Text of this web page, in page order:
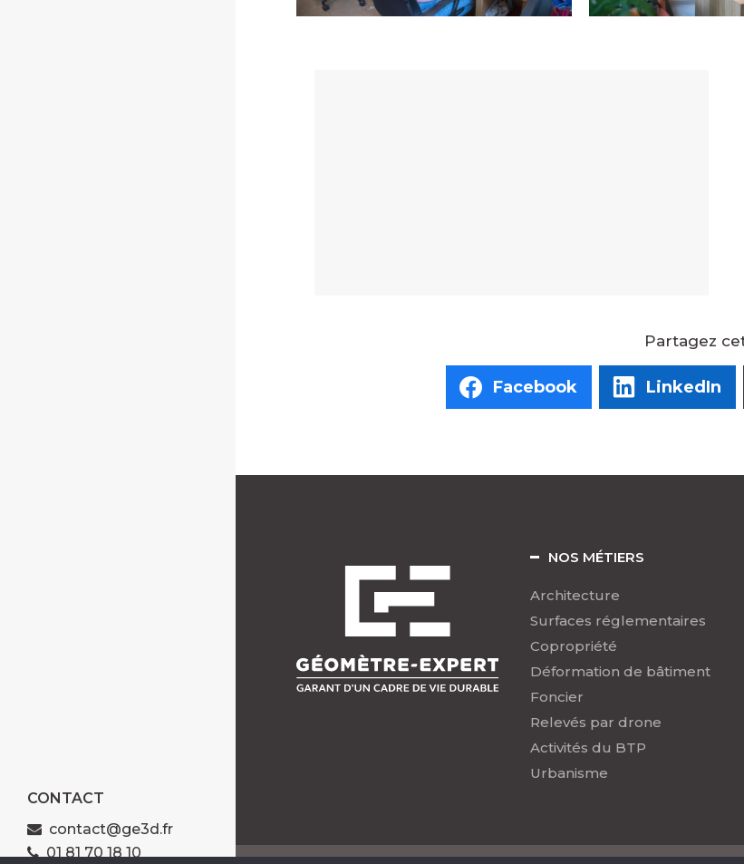
CONTACT
contact@ge3d.fr
01 81 70 18 10
Facebook LinkedIn
NOS MÉTIERS
Architecture
Surfaces réglementaires
Copropriété
Déformation de bâtiment
Foncier
Relevés par drone
Activités du BTP
Urbanisme